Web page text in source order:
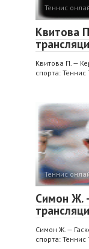
Теннис
Квитова
Квитова П. —
спорта: Теннис
Теннис
Симон Ж.
Симон Ж. —
спорта: